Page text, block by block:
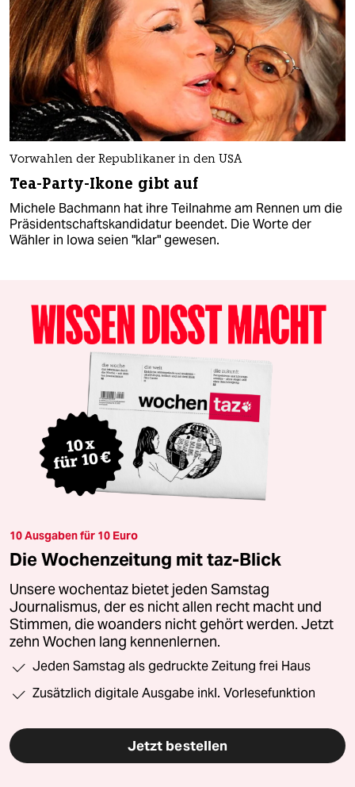
Vorwahlen der Republikaner in den USA
Tea-Party-Ikone gibt auf
Michele Bachmann hat ihre Teilnahme am Rennen um die
Präsidentschaftskandidatur beendet. Die Worte der
Wähler in Iowa seien "klar" gewesen.
10 Ausgaben für 10 Euro
Die Wochenzeitung mit taz-Blick
Unsere wochentaz bietet jeden Samstag
Journalismus, der es nicht allen recht macht und
Stimmen, die woanders nicht gehört werden. Jetzt
zehn Wochen lang kennenlernen.
Jeden Samstag als gedruckte Zeitung frei Haus
Zusätzlich digitale Ausgabe inkl. Vorlesefunktion
Jetzt bestellen